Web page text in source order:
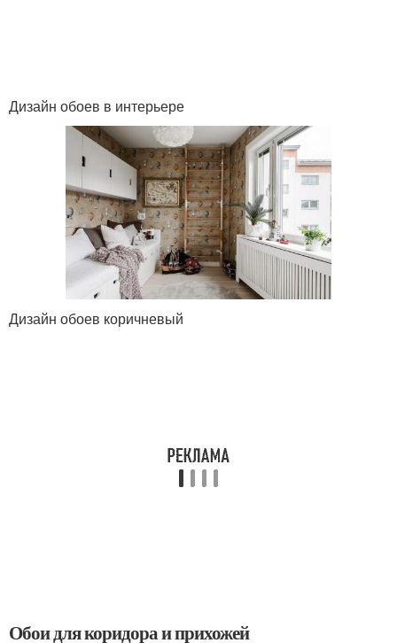
Дизайн обоев в интерьере
Дизайн обоев коричневый
Обои для коридора и прихожей